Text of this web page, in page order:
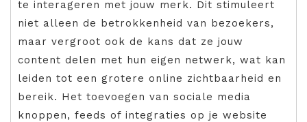
te interageren met jouw merk. Dit stimuleert
niet alleen de betrokkenheid van bezoekers,
maar vergroot ook de kans dat ze jouw
content delen met hun eigen netwerk, wat kan
leiden tot een grotere online zichtbaarheid en
bereik. Het toevoegen van sociale media
knoppen, feeds of integraties op je website